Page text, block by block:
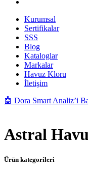
Kurumsal
Sertifikalar
SSS
Blog
Kataloglar
Markalar
Havuz Kloru
İletişim
🤖 Dora Smart Analiz’i
Astral
Ürün kategorileri